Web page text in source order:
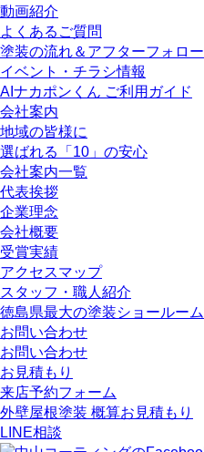
動画紹介
よくあるご質問
塗装の流れ＆アフターフォロー
イベント・チラシ情報
AIナカポンくん ご利用ガイド
会社案内
地域の皆様に
選ばれる「10」の安心
会社案内一覧
代表挨拶
企業理念
会社概要
受賞実績
アクセスマップ
スタッフ・職人紹介
徳島県最大の塗装ショールーム
お問い合わせ
お問い合わせ
お見積もり
来店予約フォーム
外壁屋根塗装 概算お見積もり
LINE相談